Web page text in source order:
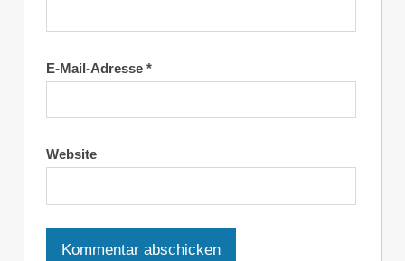
E-Mail-Adresse *
Website